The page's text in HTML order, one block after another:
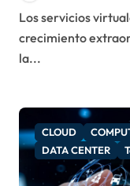
Los servicios virtuales han experimentado un
crecimiento
la...
CLOUD
DATA CENTER